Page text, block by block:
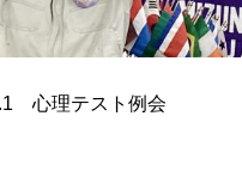
心理テスト例会